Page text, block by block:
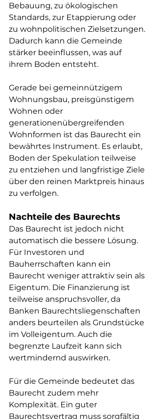
Bebauung, zu ökologischen
Standards, zur Etappierung oder
zu wohnpolitischen Zielsetzungen.
Dadurch kann die Gemeinde
stärker beeinflussen, was auf
ihrem Boden entsteht.
Gerade bei gemeinnützigem
Wohnungsbau, preisgünstigem
Wohnen oder
generationenübergreifenden
Wohnformen ist das Baurecht ein
bewährtes Instrument. Es erlaubt,
Boden der Spekulation teilweise
zu entziehen und langfristige Ziele
über den reinen Marktpreis hinaus
zu verfolgen.
Nachteile des Baurechts
Das Baurecht ist jedoch nicht
automatisch die bessere Lösung.
Für Investoren und
Bauherrschaften kann ein
Baurecht weniger attraktiv sein als
Eigentum. Die Finanzierung ist
teilweise anspruchsvoller, da
Banken Baurechtsliegenschaften
anders beurteilen als Grundstücke
im Volleigentum. Auch die
begrenzte Laufzeit kann sich
wertmindernd auswirken.
Für die Gemeinde bedeutet das
Baurecht zudem mehr
Komplexität. Ein guter
Baurechtsvertrag muss sorgfältig